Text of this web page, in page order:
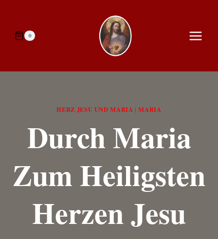
springen0
HERZ JESU UND MARIA |MARIA
Durch Maria
Zum Heiligsten
Herzen Jesu